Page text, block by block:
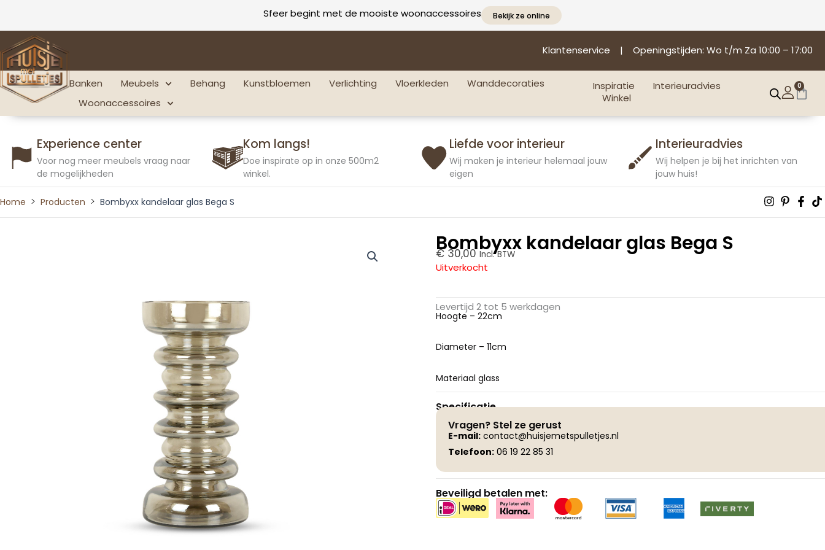
inhoud
Sfeer begint met de mooiste woonaccessoires Bekijk ze online
Klantenservice | Openingstijden: Wo t/m Za 10:00 – 17:00
Banken Meubels Behang Kunstbloemen Verlichting Vloerkleden
Wanddecoraties
Woonaccessoires
Inspiratie
Interieuradvies
Winkel
0
Experience center
Voor nog meer meubels vraag naar
de mogelijkheden
Kom langs!
Doe inspirate op in onze 500m2
winkel.
Liefde voor interieur
Wij maken je interieur helemaal jouw
eigen
Interieuradvies
Wij helpen je bij het inrichten van
jouw huis!
Home Producten Bombyxx kandelaar glas Bega S Instagram
p f
Bombyxx kandelaar glas Bega S
€30,00 Incl. BTW
Uitverkocht
Levertijd 2 tot 5 werkdagen
Hoogte – 22cm
Diameter – 11cm
Materiaal glass
Specificatie
Vragen? Stel ze gerust
E-mail: contact@huisjemetspulletjes.nl
Telefoon: 06 19 22 85 31
Beveiligd betalen met: